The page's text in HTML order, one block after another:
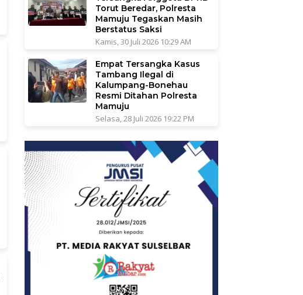
Torut Beredar, Polresta
Mamuju Tegaskan Masih
Berstatus Saksi
Kamis, 30 Juli 2026 10:29 AM
Empat Tersangka Kasus
Tambang Ilegal di
Kalumpang-Bonehau
Resmi Ditahan Polresta
Mamuju
Selasa, 28 Juli 2026 19:22 PM